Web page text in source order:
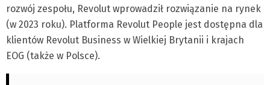
rozwój zespołu, Revolut wprowadził rozwiązanie na rynek
(w 2023 roku). Platforma Revolut People jest dostępna dla
klientów Revolut Business w Wielkiej Brytanii i krajach
EOG (także w Polsce).